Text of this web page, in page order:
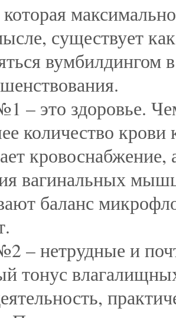
существует
вумбилдингом
– это здоровье.
количество крови
кровоснабжение,
вагинальных
баланс
– нетрудные и
тонус